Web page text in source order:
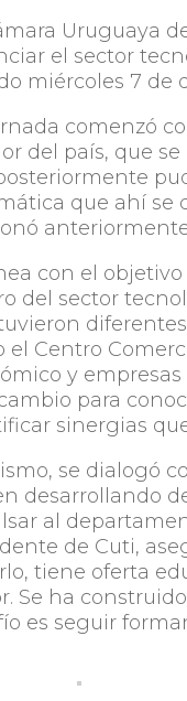
Uruguaya
el sector
miércoles 7 de
comenzó
del país, que se
que ahí se
con el
del sector
diferentes
el Centro
y
para
sinergias
se dialogó
desarrollando
al
de Cuti,
tiene oferta
Se ha
es seguir